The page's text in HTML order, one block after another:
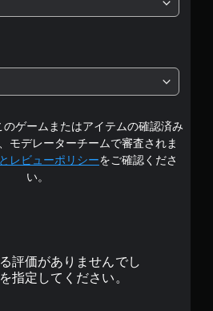
は
段
階
中
の
ゲームまたはアイテムの確認済み
モデレーターチームで審査されま
レビューポリシーをご確認くださ
い。
評価がありませんでし
指定してください。